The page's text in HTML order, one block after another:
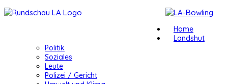
Home
Landshut
Politik
Soziales
Leute
Polizei / Gericht